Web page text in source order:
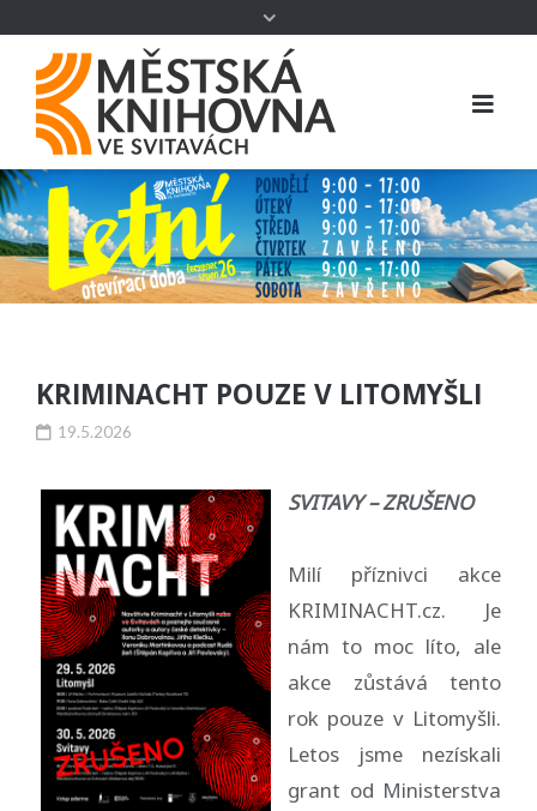
KRIMINACHT POUZE V LITOMYŠLI
19.5.2026
SVITAVY – ZRUŠENO
Milí příznivci akce
KRIMINACHT.cz. Je
nám to moc líto, ale
akce zůstává tento
rok pouze v Litomyšli.
Letos jsme nezískali
grant od Ministerstva